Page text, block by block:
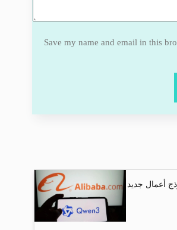
Save my name and email in this
أعمال جديد